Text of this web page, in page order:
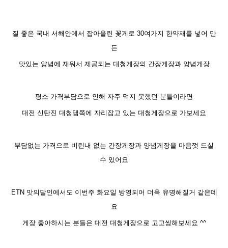
질 좋은 국내 서해안에서 잡아올린 꽃게로 30여가지 한약재를 넣어 만
든
맛있는 양념에 재워서 제공되는 대청게장의 간장게장과 양념게장
평소 가격부담으로 인해 자주 먹지 못했던 분들이라면
대전 신탄진 대청댐쪽에 자리잡고 있는 대청게장으로 가보세요
부담없는 가격으로 비린내 없는 간장게장과 양념게장을 마음껏 드실
수 있어요
ETN 맛의달인에서도 이번주 화요일 방영되어 더욱 유명해질거 같은데
요
게장 좋아하시는 분들은 대전 대청게장으로 고고씽해보세요 ^^